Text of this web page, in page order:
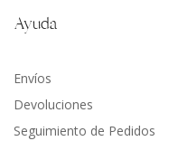
Ayuda
Envíos
Devoluciones
Seguimiento de Pedidos